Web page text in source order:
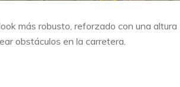
más robusto, reforzado con una altura
obstáculos en la carretera.